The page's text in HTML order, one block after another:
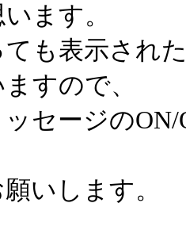
います。
ても表示され
すので、
セージの
いします。